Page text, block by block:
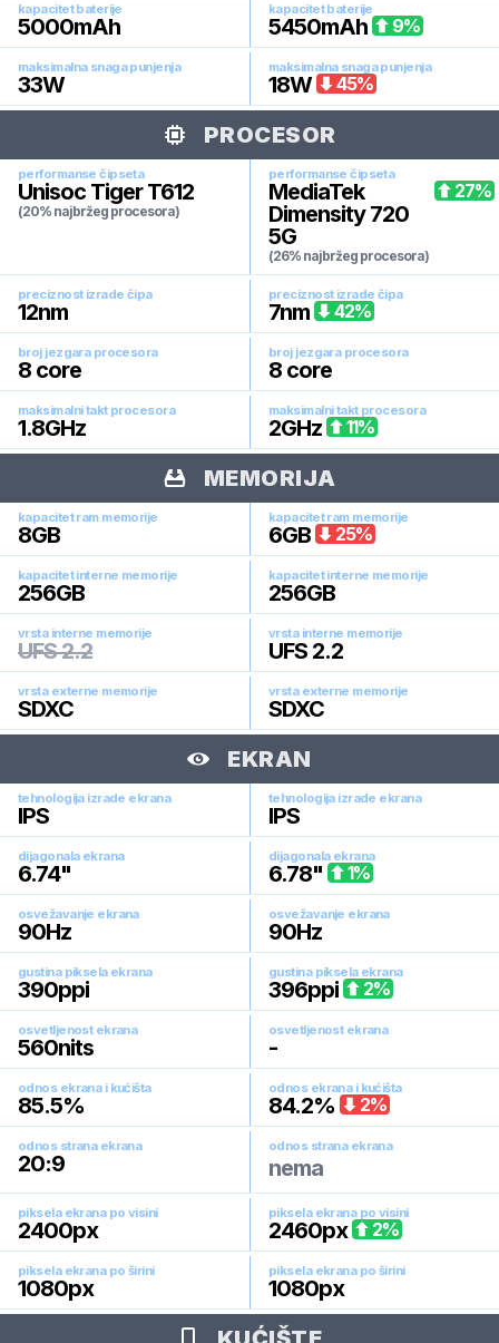
kapacitet baterije
5000mAh
kapacitet baterije
5450mAh 9%
maksimalna snaga punjenja
33W
maksimalna snaga punjenja
18W 45%
PROCESOR
performanse čipseta
Unisoc Tiger T612
(20% najbržeg procesora)
performanse čipseta
MediaTek
Dimensity 720
5G
(26% najbržeg procesora)
27%
preciznost izrade čipa
12nm
preciznost izrade čipa
7nm 42%
broj jezgara procesora
8 core
broj jezgara procesora
8 core
maksimalni takt procesora
1.8GHz
maksimalni takt procesora
2GHz 11%
MEMORIJA
kapacitet ram memorije
8GB
kapacitet ram memorije
6GB 25%
kapacitet interne memorije
256GB
kapacitet interne memorije
256GB
vrsta interne memorije
UFS 2.2
vrsta interne memorije
UFS 2.2
vrsta externe memorije
SDXC
vrsta externe memorije
SDXC
EKRAN
tehnologija izrade ekrana
IPS
tehnologija izrade ekrana
IPS
dijagonala ekrana
6.74"
dijagonala ekrana
6.78" 1%
osvežavanje ekrana
90Hz
osvežavanje ekrana
90Hz
gustina piksela ekrana
390ppi
gustina piksela ekrana
396ppi 2%
osvetljenost ekrana
560nits
osvetljenost ekrana
-
odnos ekrana i kućišta
85.5%
odnos ekrana i kućišta
84.2% 2%
odnos strana ekrana
20:9
odnos strana ekrana
nema
piksela ekrana po visini
2400px
piksela ekrana po visini
2460px 2%
piksela ekrana po širini
1080px
piksela ekrana po širini
1080px